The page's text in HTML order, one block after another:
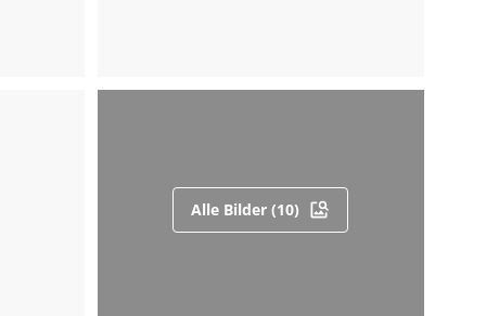
Alle Bilder (10)